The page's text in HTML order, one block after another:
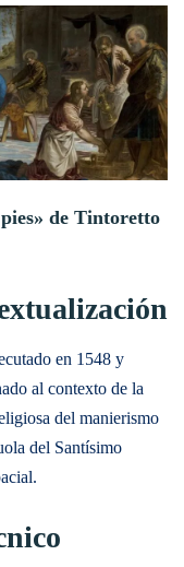
de Tintoretto
en 1548 y
al contexto de la
del manierismo
del Santísimo